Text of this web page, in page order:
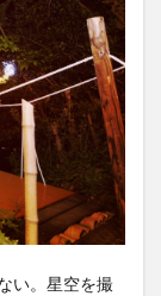
い。星空を撮